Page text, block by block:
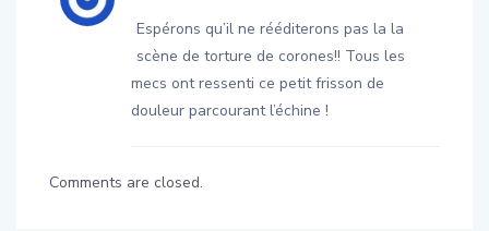
Espérons qu’il ne rééditerons pas la la
scène de torture de corones!! Tous les
mecs ont ressenti ce petit frisson de
douleur parcourant l’échine !
Comments are closed.